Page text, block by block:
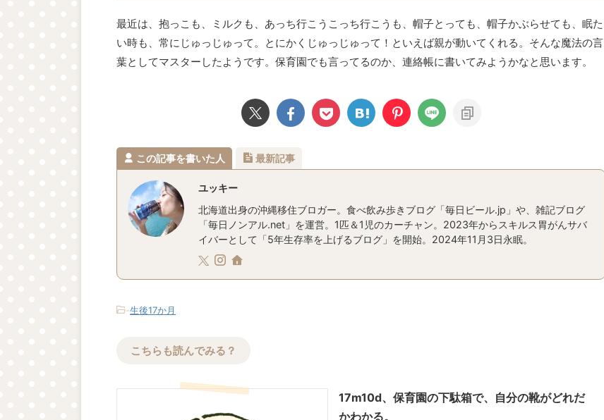
最近は、抱っこも、ミルクも、あっち行こうこっち行こうも、帽子とっても、帽子かぶらせても、眠た
い時も、常にじゅっじゅって。とにかくじゅっじゅって！といえば親が動いてくれる。そんな魔法の言
葉としてマスターしたようです。保育園でも言ってるのか、連絡帳に書いてみようかなと思います。
この記事を書いた人 最新記事
ユッキー
北海道出身の沖縄移住ブロガー。食べ飲み歩きブログ「毎日ビール.jp」や、雑記ブログ
「毎日ノンアル.net」を運営。1匹＆1児のカーチャン。2023年からスキルス胃がんサバ
イバーとして「5年生存率を上げるブログ」を開始。2024年11月3日永眠。
-生後17か月
こちらも読んでみる？
17m10d、保育園の下駄箱で、自分の靴がどれだ
かわかる。